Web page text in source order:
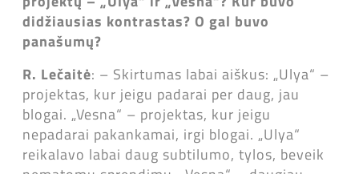
didžiausias kontrastas? O gal buvo
panašumų?
R. Lečaitė: – Skirtumas labai aiškus: „Ulya“ –
projektas, kur jeigu padarai per daug, jau
blogai. „Vesna“ – projektas, kur jeigu
nepadarai pakankamai, irgi blogai. „Ulya“
reikalavo labai daug subtilumo, tylos, beveik